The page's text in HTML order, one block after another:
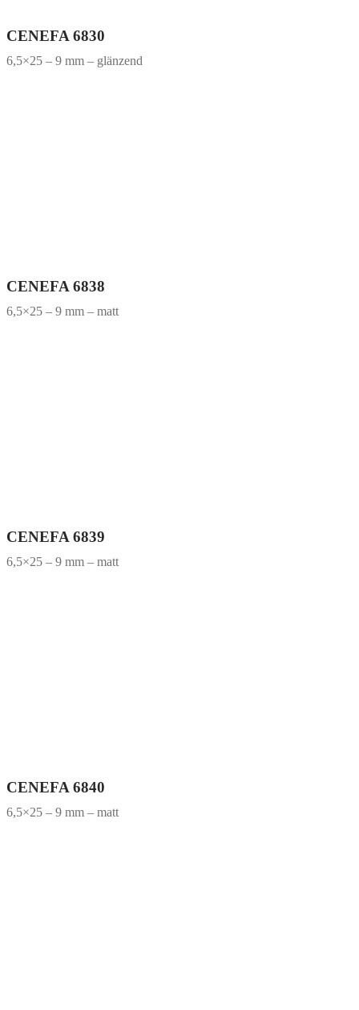
CENEFA 6830
6,5×25 – 9 mm – glänzend
CENEFA 6838
6,5×25 – 9 mm – matt
CENEFA 6839
6,5×25 – 9 mm – matt
CENEFA 6840
6,5×25 – 9 mm – matt